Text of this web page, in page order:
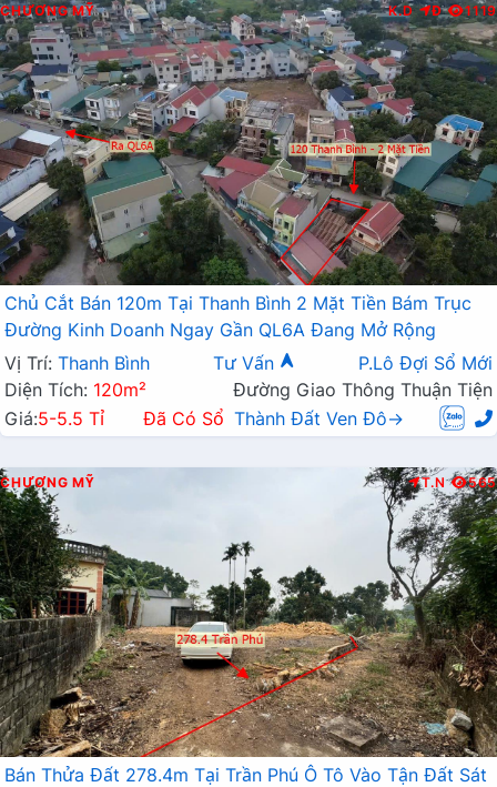
CHƯƠNG MỸ K.D Đ 1119
Chủ Cắt Bán 120m Tại Thanh Bình 2 Mặt Tiền Bám Trục
Đường Kinh Doanh Ngay Gần QL6A Đang Mở Rộng
Vị Trí: Thanh Bình Tư Vấn
P.Lô Đợi Sổ Mới
Diện Tích: 120m²
Đường Giao Thông Thuận Tiện
Giá:5-5.5 Tỉ Đã Có Sổ Thành Đất Ven Đô→
CHƯƠNG MỸ T.N 565
Bán Thửa Đất 278.4m Tại Trần Phú Ô Tô Vào Tận Đất Sát